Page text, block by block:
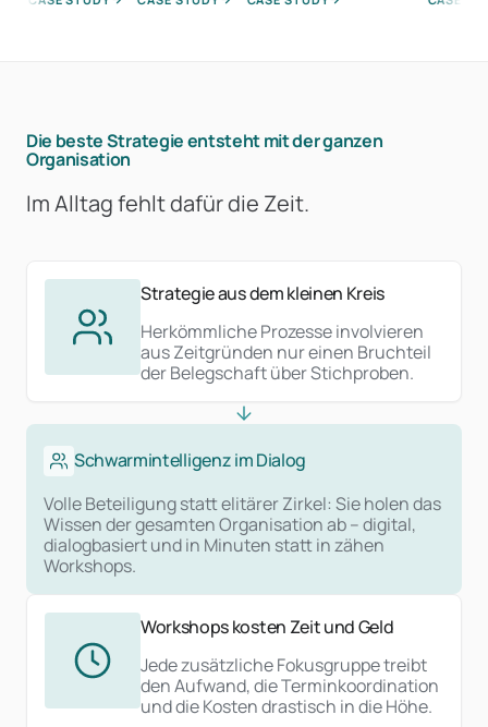
Die beste Strategie entsteht mit der ganzen
Organisation
Im Alltag fehlt dafür die Zeit.
Strategie aus dem kleinen Kreis
Herkömmliche Prozesse involvieren
aus Zeitgründen nur einen Bruchteil
der Belegschaft über Stichproben.
Schwarmintelligenz im Dialog
Volle Beteiligung statt elitärer Zirkel: Sie holen das
Wissen der gesamten Organisation ab – digital,
dialogbasiert und in Minuten statt in zähen
Workshops.
Workshops kosten Zeit und Geld
Jede zusätzliche Fokusgruppe treibt
den Aufwand, die Terminkoordination
und die Kosten drastisch in die Höhe.